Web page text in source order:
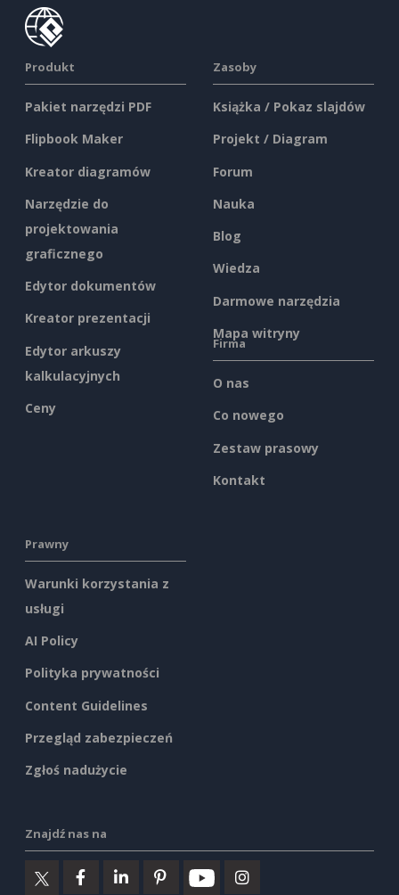
Produkt
Pakiet narzędzi PDF
Flipbook Maker
Kreator diagramów
Narzędzie do
projektowania
graficznego
Edytor dokumentów
Kreator prezentacji
Edytor arkuszy
kalkulacyjnych
Ceny
Zasoby
Książka / Pokaz slajdów
Projekt / Diagram
Forum
Nauka
Blog
Wiedza
Darmowe narzędzia
Mapa witryny
Firma
O nas
Co nowego
Zestaw prasowy
Kontakt
Prawny
Warunki korzystania z
usługi
AI Policy
Polityka prywatności
Content Guidelines
Przegląd zabezpieczeń
Zgłoś nadużycie
Znajdź nas na